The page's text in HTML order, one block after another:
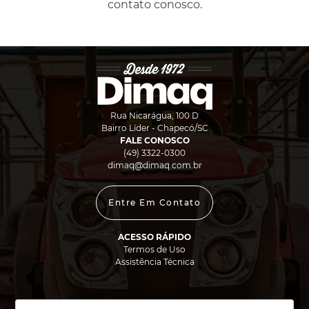
contato conosco.
Rua Nicarágua, 100 D
Bairro Líder - Chapecó/SC
FALE CONOSCO
(49) 3322-0300
dimaq@dimaq.com.br
Entre Em Contato
ACESSO RÁPIDO
Termos de Uso
Assistência Técnica